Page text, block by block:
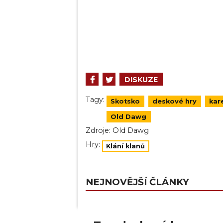
DISKUZE
Tagy: Skotsko deskové hry
Old Dawg
Zdroje: Old Dawg
Hry:
Klání klanů
NEJNOVĚJŠÍ ČLÁNKY